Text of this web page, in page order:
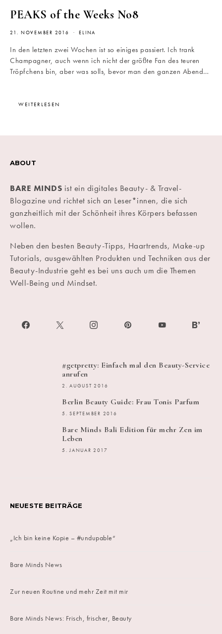
PEAKS of the Weeks No8
21. NOVEMBER 2016 ELINA
In den letzten zwei Wochen ist so einiges passiert. Ich trank
Champagner, auch wenn ich nicht der größte Fan des teuren
Tröpfchens bin, aber was solls, bevor man den ganzen Abend…
WEITERLESEN
ABOUT
BARE MINDS ist ein digitales Beauty- & Travel-
Blogazine und richtet sich an Leser*innen, die sich
ganzheitlich mit der Schönheit ihres Körpers befassen
wollen.
Neben den besten Beauty-Tipps, Haartrends, Make-up
Tutorials, ausgewählten Produkten und Techniken aus der
Beauty-Industrie geht es bei uns auch um die Themen
Well-Being und Mindset.
#getpretty: Einfach mal den Beauty-Service
anrufen
2. AUGUST 2016
Berlin Beauty Guide: Frau Tonis Parfum
5. SEPTEMBER 2016
Bare Minds Bali Edition für mehr Zen im
Leben
5. JANUAR 2017
NEUESTE BEITRÄGE
„Ich bin keine Kopie – #undupable“
Bare Minds News
Zur neuen Routine und mehr Zeit mit mir
Bare Minds News: Frisch, frischer, Beauty